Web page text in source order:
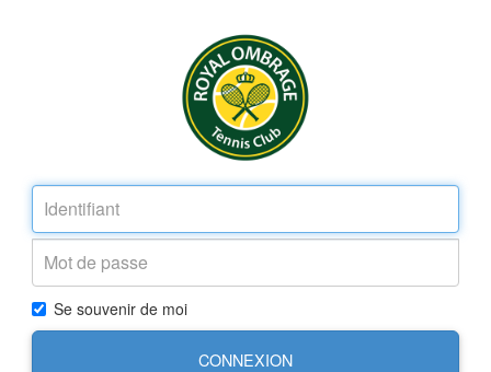
Se souvenir de moi
CONNEXION